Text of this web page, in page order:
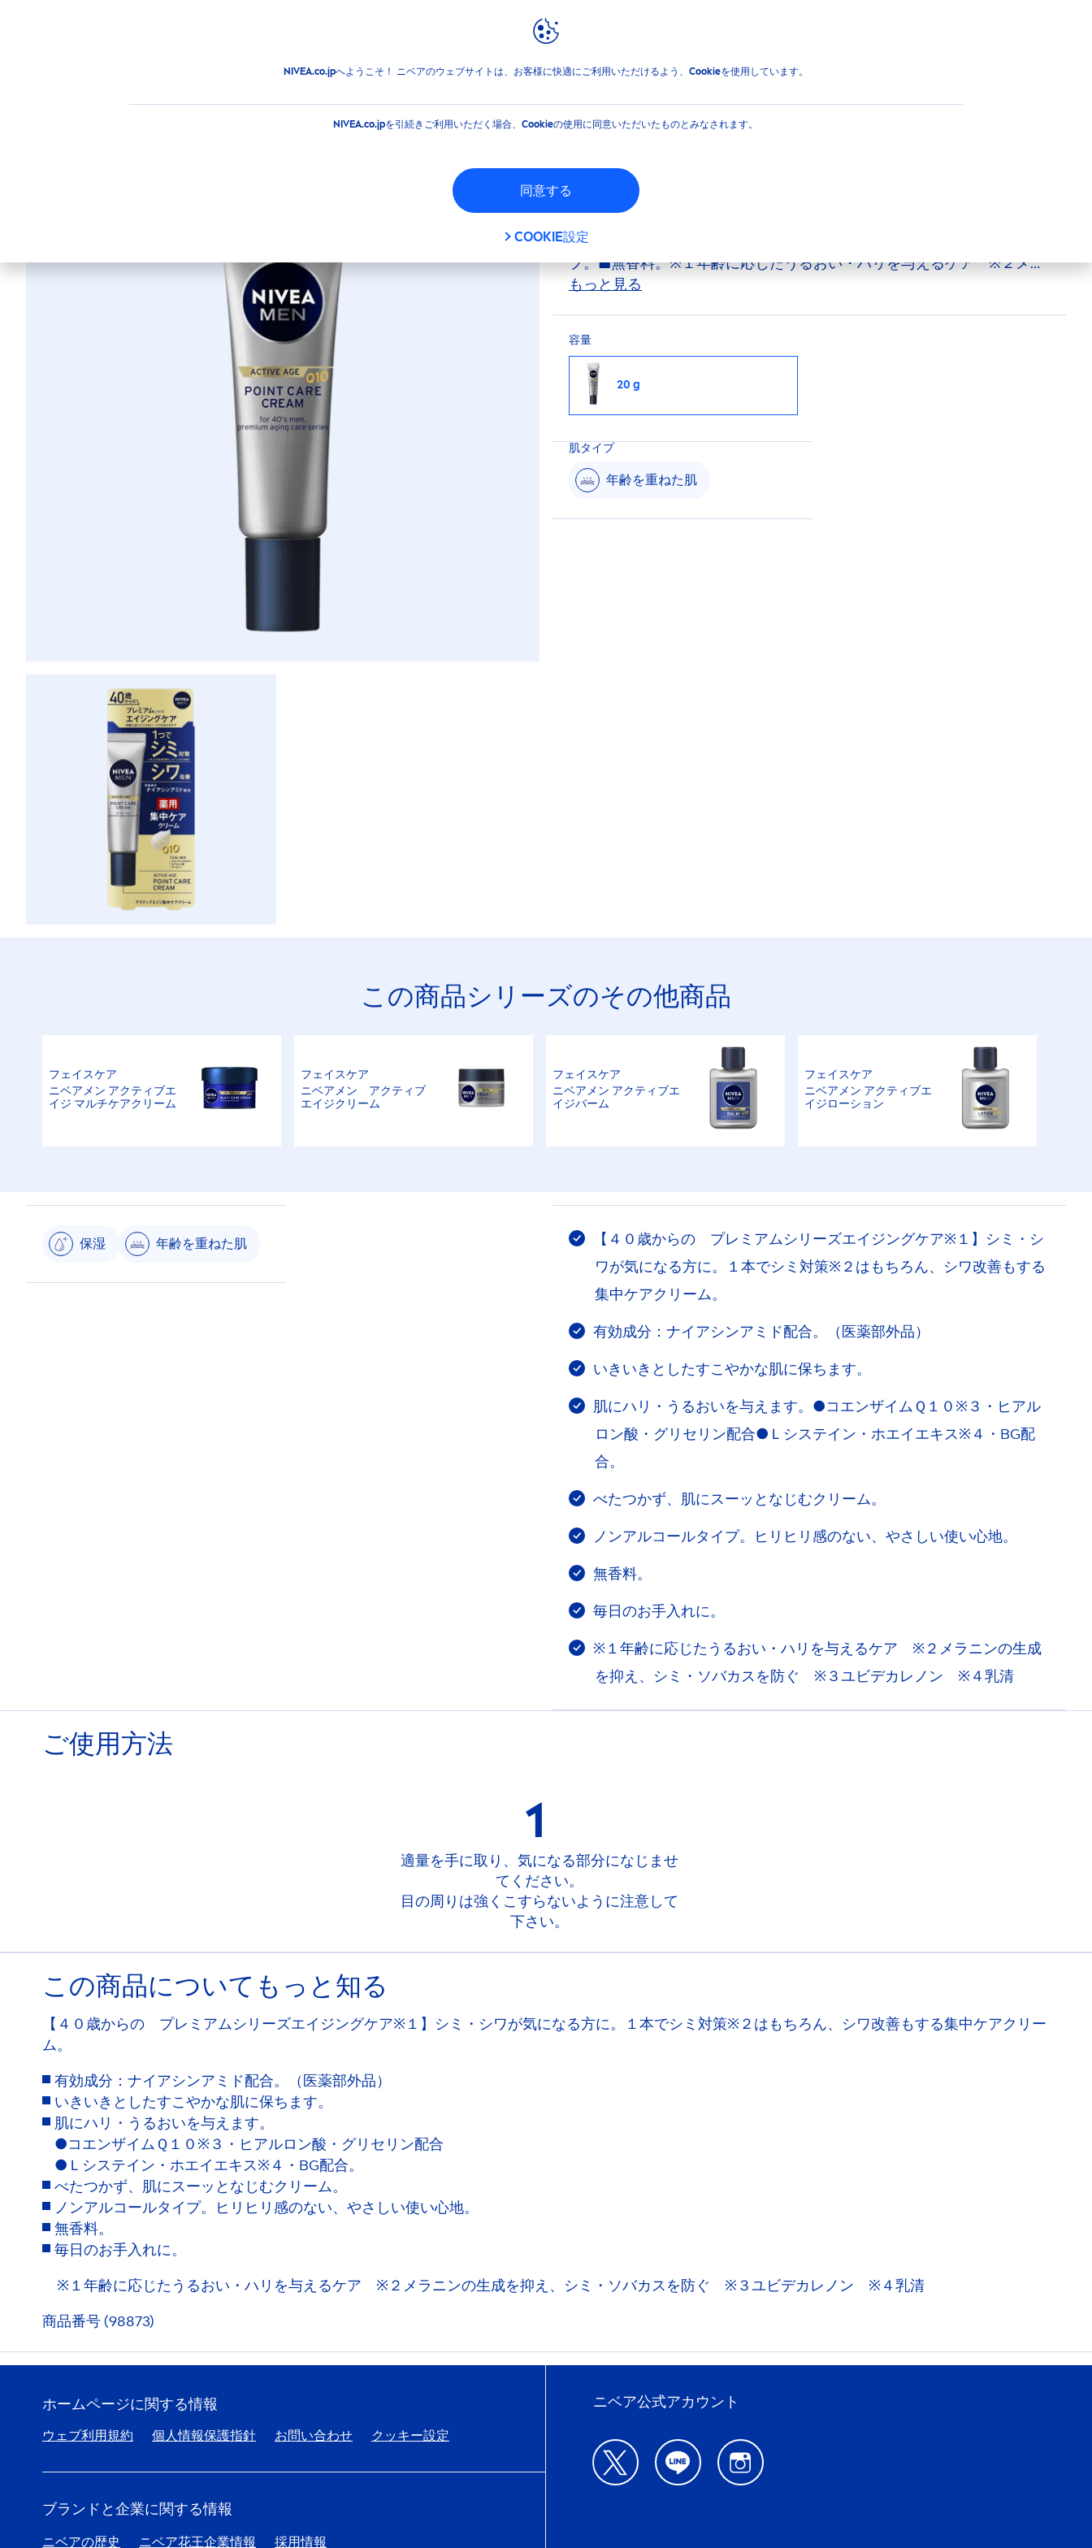
NIVEA.co.jpへようこそ！ ニベアのウェブサイトは、お客様に快適にご利用いただけるよう、Cookieを使用しています。
NIVEA.co.jpを引続きご利用いただく場合、Cookieの使用に同意いただいたものとみなされます。
同意する
COOKIE設定
ニベアメン アクティブエイジ集中ケアクリーム
ニベアメン アクティブエイジ集中ケアクリーム
【４０歳からの プレミアムシリーズエイジングケア※１】1本でシミ対
策※２、シワ改善もする集中ケアクリーム。■有効成分：ナイアシンアミ
ムＱ１０※３・ヒアルロン酸・グリセリン配合。 ■ノンアルコールタイ
プ。■無香料。※１年齢に応じたうるおい・ハリを与えるケア ※２メラ
ニンの生成を抑え、シミ・ソバカスを防ぐ ※３ユビデカレノン
もっと見る
容量
20 g
肌タイプ
年齢を重ねた肌
この商品シリーズのその他商品
フェイスケア
ニベアメン アクティブエ
イジ マルチケアクリーム
フェイスケア
ニベアメン アクティブ
エイジクリーム
フェイスケア
ニベアメン アクティブエ
イジバーム
フェイスケア
ニベアメン アクティブエ
イジローション
保湿 年齢を重ねた肌
【４０歳からの プレミアムシリーズエイジングケア※１】シミ・シ
ワが気になる方に。１本でシミ対策※２はもちろん、シワ改善もする
集中ケアクリーム。
有効成分：ナイアシンアミド配合。（医薬部外品）
いきいきとしたすこやかな肌に保ちます。
肌にハリ・うるおいを与えます。●コエンザイムＱ１０※３・ヒアル
ロン酸・グリセリン配合●Ｌシステイン・ホエイエキス※４・BG配
合。
べたつかず、肌にスーッとなじむクリーム。
ノンアルコールタイプ。ヒリヒリ感のない、やさしい使い心地。
無香料。
毎日のお手入れに。
※１年齢に応じたうるおい・ハリを与えるケア ※２メラニンの生成
を抑え、シミ・ソバカスを防ぐ ※３ユビデカレノン ※４乳清
ご使用方法
1
適量を手に取り、気になる部分になじませ
てください。
目の周りは強くこすらないように注意して
下さい。
この商品についてもっと知る
【４０歳からの プレミアムシリーズエイジングケア※１】シミ・シワが気になる方に。１本でシミ対策※２はもちろん、シワ改善もする集中ケアクリー
ム。
有効成分：ナイアシンアミド配合。（医薬部外品）
いきいきとしたすこやかな肌に保ちます。
肌にハリ・うるおいを与えます。
●コエンザイムＱ１０※３・ヒアルロン酸・グリセリン配合
●Ｌシステイン・ホエイエキス※４・BG配合。
べたつかず、肌にスーッとなじむクリーム。
ノンアルコールタイプ。ヒリヒリ感のない、やさしい使い心地。
無香料。
毎日のお手入れに。
※１年齢に応じたうるおい・ハリを与えるケア ※２メラニンの生成を抑え、シミ・ソバカスを防ぐ ※３ユビデカレノン ※４乳清
商品番号 (98873)
ホームページに関する情報
ウェブ利用規約 個人情報保護指針 お問い合わせ クッキー設定
ブランドと企業に関する情報
ニベアの歴史 ニベア花王企業情報 採用情報
ニベア公式アカウント